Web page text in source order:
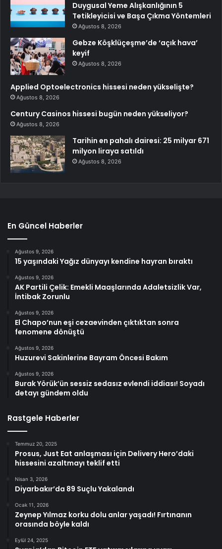
Duygusal Yeme Alışkanlığının 5
Tetikleyicisi ve Başa Çıkma Yöntemleri
Ağustos 8, 2026
Gebze Köşklüçeşme’de ‘açık hava’
keyif
Ağustos 8, 2026
Applied Optoelectronics hissesi neden yükselişte?
Ağustos 8, 2026
Century Casinos hissesi bugün neden yükseliyor?
Ağustos 8, 2026
Tarihin en pahalı dairesi: 25 milyar 671
milyon liraya satıldı
Ağustos 8, 2026
En Güncel Haberler
Ağustos 9, 2026
15 yaşındaki Yağız dünyayı kendine hayran bıraktı
Ağustos 9, 2026
AK Partili Çelik: Emekli Maaşlarında Adaletsizlik Var,
İntibak Zorunlu
Ağustos 9, 2026
El Chapo’nun eşi cezaevinden çıktıktan sonra
fenomene dönüştü
Ağustos 9, 2026
Huzurevi Sakinlerine Bayram Öncesi Bakım
Ağustos 9, 2026
Burak Yörük’ün sessiz sedasız evlendi iddiası! Soyadı
detayı gündem oldu
Rastgele Haberler
Temmuz 20, 2025
Prosus, Just Eat anlaşması için Delivery Hero’daki
hissesini azaltmayı teklif etti
Nisan 3, 2026
Diyarbakır’da 89 Suçlu Yakalandı
Ocak 11, 2026
Zeynep Yılmaz korku dolu anlar yaşadı! Fırtınanın
orasında böyle kaldı
Eylül 24, 2025